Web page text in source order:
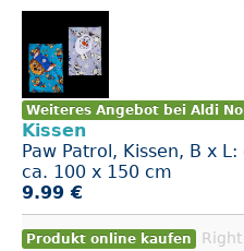
Weiteres Angebot bei Aldi
Kissen
Paw Patrol, Kissen, B x
ca. 100 x 150 cm
9.99 €
Produkt online kaufen